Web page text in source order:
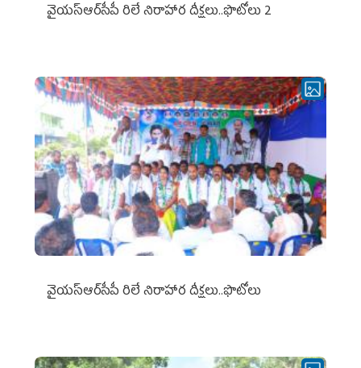
వైయ‌స్ఆర్‌సీపీ రిలే నిరాహార దీక్షలు..ఫొటోలు 2
వైయ‌స్ఆర్‌సీపీ రిలే నిరాహార దీక్షలు..ఫొటోలు